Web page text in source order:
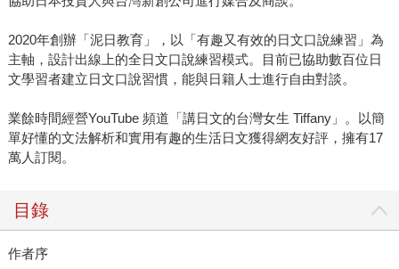
2020年創辦「泥日教育」，以「有趣又有效的日文口說練習」為
主軸，設計出線上的全日文口說練習模式。目前已協助數百位日
文學習者建立日文口說習慣，能與日籍人士進行自由對談。
業餘時間經營YouTube 頻道「講日文的台灣女生 Tiffany」。以簡
單好懂的文法解析和實用有趣的生活日文獲得網友好評，擁有17
萬人訂閱。
目錄
作者序